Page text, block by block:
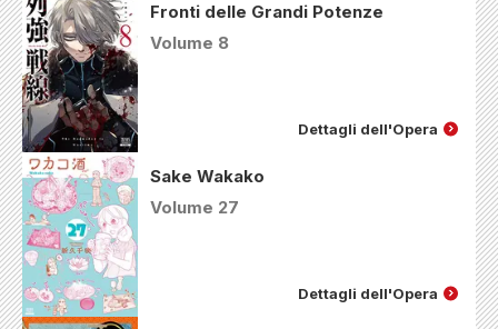
Fronti delle Grandi Potenze
Volume 8
Dettagli dell'Opera
Sake Wakako
Volume 27
Dettagli dell'Opera